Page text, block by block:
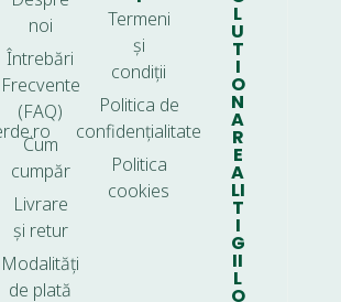
noi
Întrebări
Frecvente
(FAQ)
Cum
cumpăr
Livrare
și retur
Modalități
de plată
Termeni
și
condiții
Politica de
confidențialitate
Politica
cookies
L
U
T
I
O
N
A
R
E
A
LI
T
I
G
II
L
O